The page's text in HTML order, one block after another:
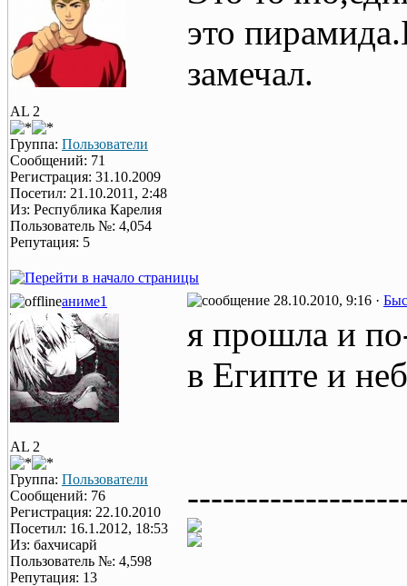
AL 2
Группа: Пользователи
Сообщений: 71
Регистрация: 31.10.2009
Посетил: 21.10.2011, 2:48
Из: Республика Карелия
Пользователь №: 4,054
Репутация: 5
это
замечал.
аниме1 28.10.2010, 9:16 ·
AL 2
Группа: Пользователи
Сообщений: 76
Регистрация: 22.10.2010
Посетил: 16.1.2012, 18:53
Из: бахчисарй
Пользователь №: 4,598
Репутация: 13
я прошла и
в Египте и